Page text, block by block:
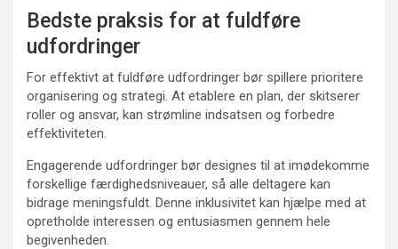
Bedste praksis for at fuldføre
udfordringer
For effektivt at fuldføre udfordringer bør spillere prioritere
organisering og strategi. At etablere en plan, der skitserer
roller og ansvar, kan strømline indsatsen og forbedre
effektiviteten.
Engagerende udfordringer bør designes til at imødekomme
forskellige færdighedsniveauer, så alle deltagere kan
bidrage meningsfuldt. Denne inklusivitet kan hjælpe med at
opretholde interessen og entusiasmen gennem hele
begivenheden.